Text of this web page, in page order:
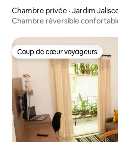
Chambre privée · Jardim
Chambre réversible
Coup de cœur voyageurs
Coup de cœur voyageurs